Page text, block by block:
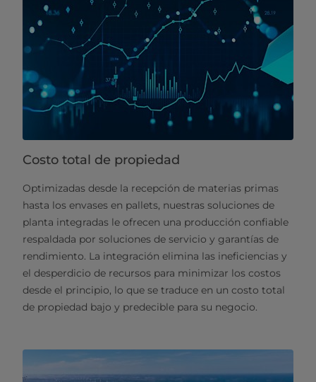
Costo total de propiedad
Optimizadas desde la recepción de materias primas
hasta los envases en pallets, nuestras soluciones de
planta integradas le ofrecen una producción confiable
respaldada por soluciones de servicio y garantías de
rendimiento. La integración elimina las ineficiencias y
el desperdicio de recursos para minimizar los costos
desde el principio, lo que se traduce en un costo total
de propiedad bajo y predecible para su negocio.